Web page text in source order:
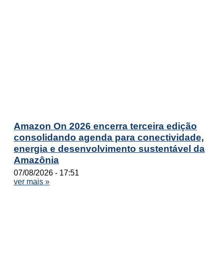
Amazon On 2026 encerra terceira edição
consolidando agenda para conectividade,
energia e desenvolvimento sustentável da
Amazônia
07/08/2026
17:51
ver mais »